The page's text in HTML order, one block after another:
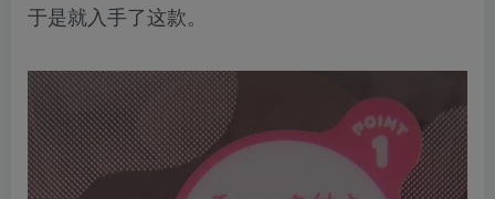
于是就入手了这款。